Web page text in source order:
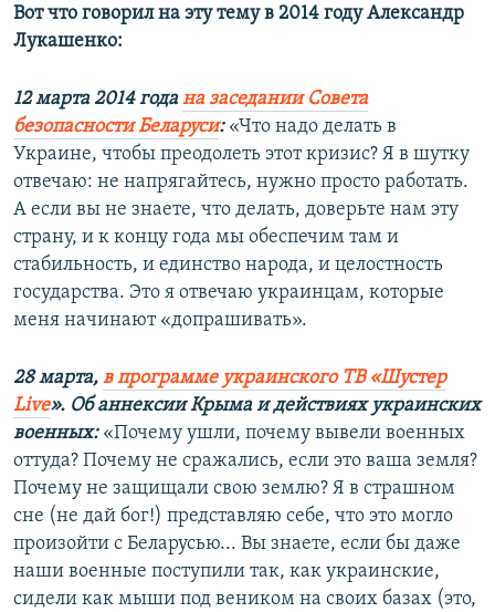
Вот что говорил на эту тему в 2014 году Александр
Лукашенко:
12 марта 2014 годана заседании Совета
безопасности Беларуси:«Что надо делать в
Украине, чтобы преодолеть этот кризис? Я в шутку
отвечаю: не напрягайтесь, нужно просто работать.
А если вы не знаете, что делать, доверьте нам эту
страну, и к концу года мы обеспечим там и
стабильность, и единство народа, и целостность
государства. Это я отвечаю украинцам, которые
меня начинают «допрашивать».
28 марта, в программе украинского ТВ «Шустер
Live». Об аннексии Крыма и действиях украинских
военных:«Почему ушли, почему вывели военных
оттуда? Почему не сражались, если это ваша земля?
Почему не защищали свою землю? Я в страшном
сне (не дай бог!) представляю себе, что это могло
произойти с Беларусью... Вы знаете, если бы даже
наши военные поступили так, как украинские,
сидели как мыши под веником на своих базах (это,